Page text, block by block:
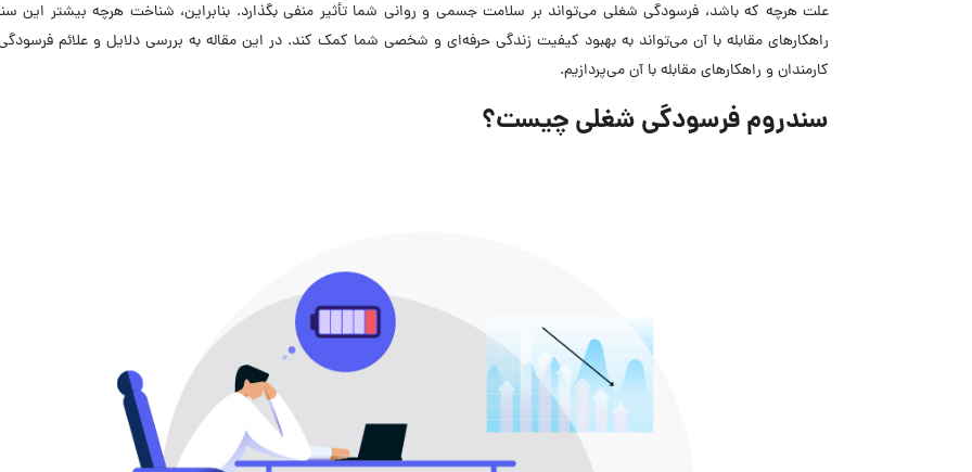
علت هرچه که باشد، فرسودگی شغلی می‌تواند بر سلامت جسمی و روانی شما تأثیر منفی بگذارد. بنابراین، شناخت هرچه بیشتر این
راهکارهای مقابله با آن می‌تواند به بهبود کیفیت زندگی حرفه‌ای و شخصی شما کمک کند. در این مقاله به بررسی دلایل و علائم
کارمندان و راهکارهای مقابله با آن می‌پردازیم.
سندروم فرسودگی شغلی چیست؟